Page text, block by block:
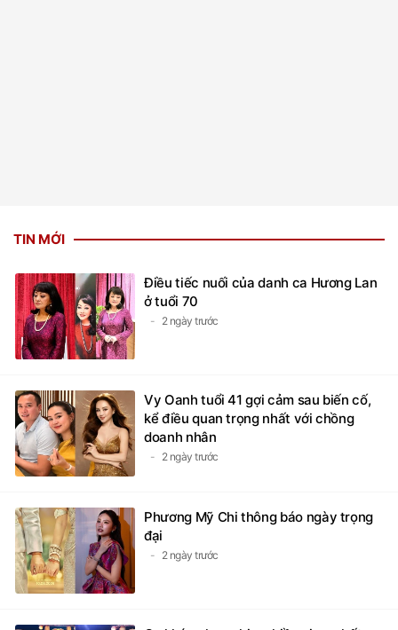
ở tuổi 70
2 ngày trước
kể điều quan trọng nhất với chồng
doanh nhân
2 ngày trước
đại
2 ngày trước